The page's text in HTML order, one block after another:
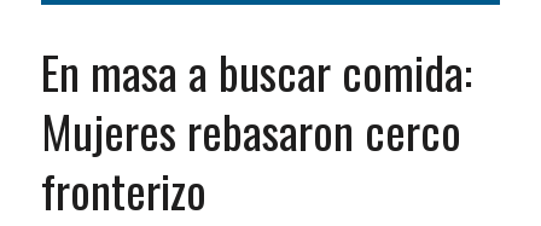
En masa a buscar comida:
Mujeres rebasaron cerco
fronterizo